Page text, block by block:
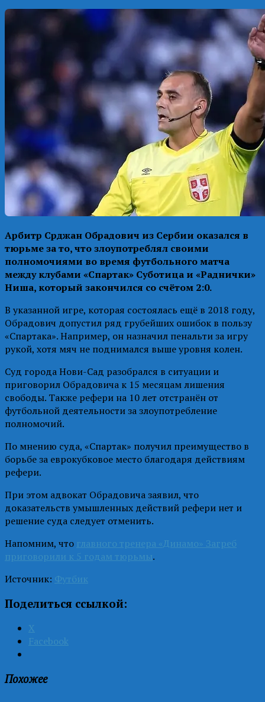
Арбитр Срджан Обрадович из Сербии оказался в
тюрьме за то, что злоупотреблял своими
полномочиями во время футбольного матча
между клубами «Спартак» Суботица и «Раднички»
Ниша, который закончился со счётом 2:0.
В указанной игре, которая состоялась ещё в 2018 году,
Обрадович допустил ряд грубейших ошибок в пользу
«Спартака». Например, он назначил пенальти за игру
рукой, хотя мяч не поднимался выше уровня колен.
Суд города Нови-Сад разобрался в ситуации и
приговорил Обрадовича к 15 месяцам лишения
свободы. Также рефери на 10 лет отстранён от
футбольной деятельности за злоупотребление
полномочий.
По мнению суда, «Спартак» получил преимущество в
борьбе за еврокубковое место благодаря действиям
рефери.
При этом адвокат Обрадовича заявил, что
доказательств умышленных действий рефери нет и
решение суда следует отменить.
Напомним, что главного тренера «Динамо» Загреб
приговорили к 5 годам тюрьмы.
Источник: Футбик
Поделиться ссылкой:
X
Facebook
Похожее